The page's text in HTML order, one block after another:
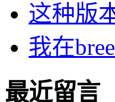
这种版
我在
最近留言